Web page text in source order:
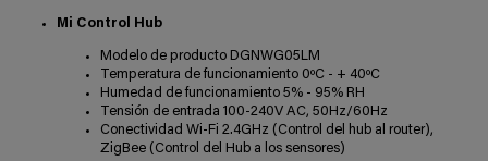
Mi Control Hub
Modelo de producto DGNWG05LM
Temperatura de funcionamiento 0ºC - + 40ºC
Humedad de funcionamiento 5% - 95% RH
Tensión de entrada 100-240V AC, 50Hz/60Hz
Conectividad Wi-Fi 2.4GHz (Control del hub al router),
ZigBee (Control del Hub a los sensores)